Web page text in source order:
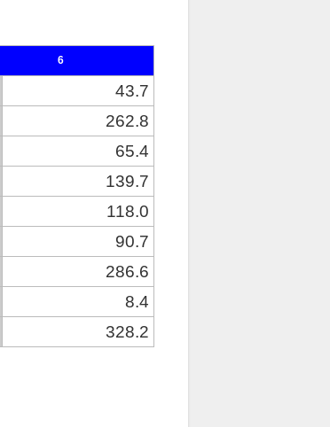
6
43.7
262.8
65.4
139.7
118.0
90.7
286.6
8.4
328.2